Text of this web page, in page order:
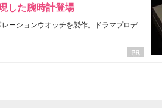
した腕時計登場
ーションウオッチを製作。ドラマプロデ